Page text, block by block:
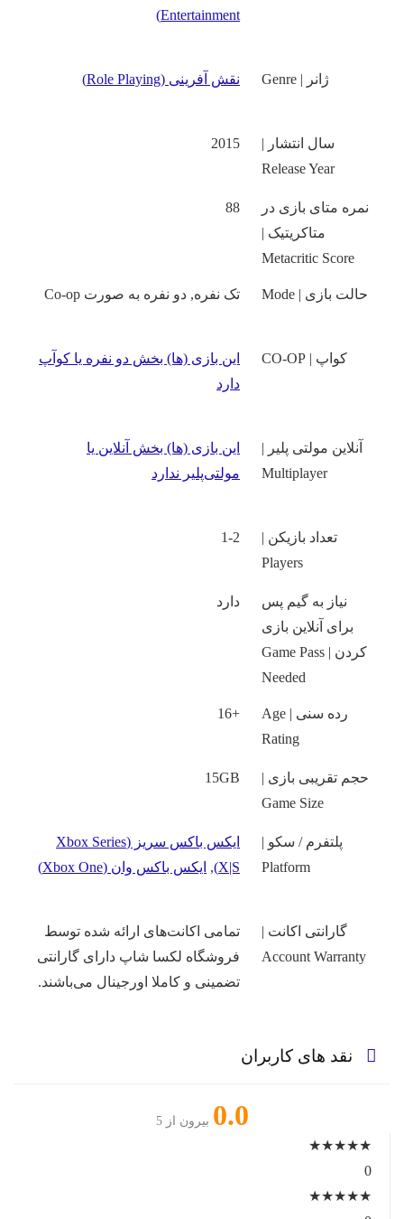
Entertainment)
ژانر | Genre نقش آفرینی (Role Playing)
سال انتشار |
Release Year
2015
نمره متای بازی در
متاکریتیک |
Metacritic Score
حالت بازی | Mode تک نفره, دو نفره به صورت Co-op
کواپ | CO-OP
این بازی (ها) بخش دو نفره یا کوآپ
دارد
آنلاین مولتی پلیر |
Multiplayer
این بازی‌ (ها) بخش آنلاین یا
مولتی‌پلیر ندارد
تعداد بازیکن |
Players
نیاز به گیم پس
برای آنلاین بازی
کردن | Game Pass
Needed
دارد
رده سنی | Age
Rating
حجم تقریبی بازی |
Game Size
15GB
پلتفرم / سکو |
Platform
ایکس باکس سریز (Xbox Series
,ایکس باکس وان (Xbox One)
گارانتی اکانت |
Account Warranty
تمامی اکانت‌های ارائه شده توسط
فروشگاه لکسا شاپ دارای گارانتی
تضمینی و کاملا اورجینال می‌باشند.
نقد های کاربران
0.0 بیرون از 5
★
★
★
★
★
★
★
★